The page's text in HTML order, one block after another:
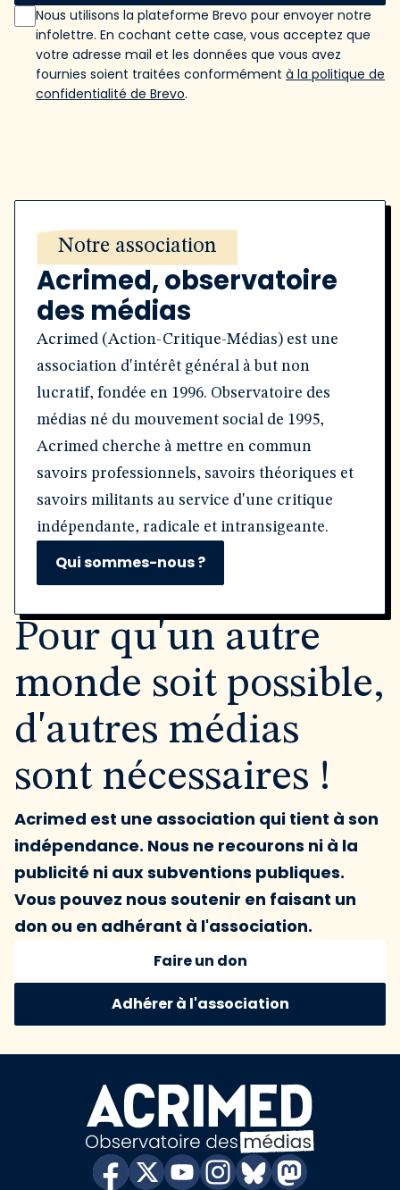
Nous utilisons la plateforme Brevo pour envoyer notre
infolettre. En cochant cette case, vous acceptez que
votre adresse mail et les données que vous avez
fournies soient traitées conformément à la politique de
confidentialité de Brevo.
Notre association
Acrimed, observatoire
des médias
Acrimed (Action-Critique-Médias) est une
association d'intérêt général à but non
lucratif, fondée en 1996. Observatoire des
médias né du mouvement social de 1995,
Acrimed cherche à mettre en commun
savoirs professionnels, savoirs théoriques et
savoirs militants au service d'une critique
indépendante, radicale et intransigeante.
Qui sommes-nous ?
Pour qu'un autre
monde soit possible,
d'autres médias
sont nécessaires !
Acrimed est une association qui tient à son
indépendance. Nous ne recourons ni à la
publicité ni aux subventions publiques.
Vous pouvez nous soutenir en faisant un
don ou en adhérant à l'association.
Faire un don
Adhérer à l'association